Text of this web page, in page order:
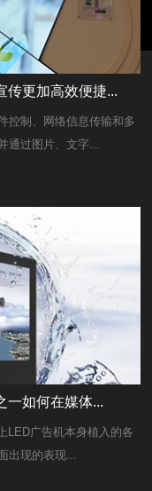
传更加高效便捷...
控制、网络信息传输和多
通过图片、文字...
一如何在媒体...
LED广告机本身植入的各
出现的表现...